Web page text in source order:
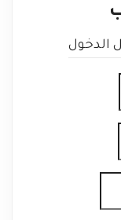
الدخول